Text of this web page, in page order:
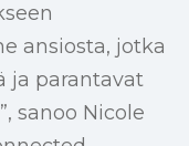
ansiosta, jotka
ja parantavat
sanoo Nicole